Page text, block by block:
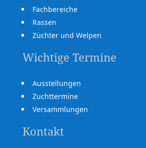
Fachbereiche
Rassen
Züchter und Welpen
Wichtige Termine
Ausstellungen
Zuchttermine
Versammlungen
Kontakt